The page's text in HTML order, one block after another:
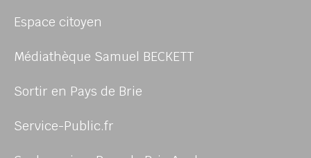
Espace citoyen
Médiathèque Samuel BECKETT
Sortir en Pays de Brie
Service-Public.fr